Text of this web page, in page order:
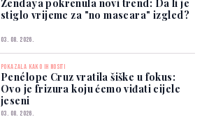
Zendaya pokrenula novi trend: Da li je
stiglo vrijeme za "no mascara" izgled?
03. 08. 2026.
POKAZALA KAKO IH NOSITI
Penélope Cruz vratila šiške u fokus:
Ovo je frizura koju ćemo viđati cijele
jeseni
03. 08. 2026.